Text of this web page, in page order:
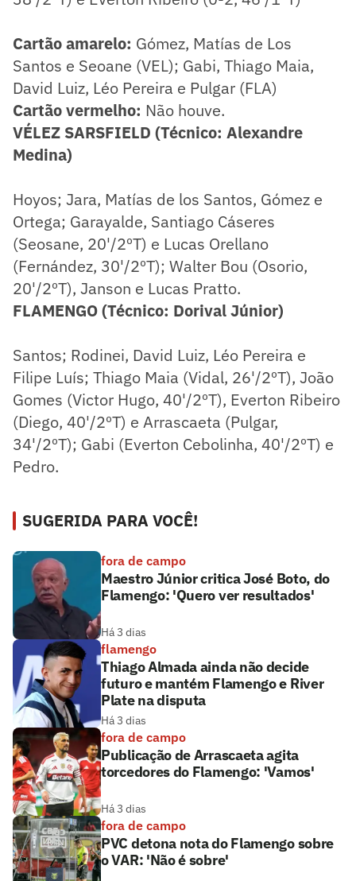
Cartão amarelo: Gómez, Matías de Los
Santos e Seoane (VEL); Gabi, Thiago Maia,
David Luiz, Léo Pereira e Pulgar (FLA)
Cartão vermelho: Não houve.
VÉLEZ SARSFIELD (Técnico: Alexandre
Medina)
Hoyos; Jara, Matías de los Santos, Gómez e
Ortega; Garayalde, Santiago Cáseres
(Seosane, 20'/2ºT) e Lucas Orellano
(Fernández, 30'/2ºT); Walter Bou (Osorio,
20'/2ºT), Janson e Lucas Pratto.
FLAMENGO (Técnico: Dorival Júnior)
Santos; Rodinei, David Luiz, Léo Pereira e
Filipe Luís; Thiago Maia (Vidal, 26'/2ºT), João
Gomes (Victor Hugo, 40'/2ºT), Everton Ribeiro
(Diego, 40'/2ºT) e Arrascaeta (Pulgar,
34'/2ºT); Gabi (Everton Cebolinha, 40'/2ºT) e
Pedro.
SUGERIDA PARA VOCÊ!
fora de campo
Maestro Júnior critica José Boto, do
Flamengo: 'Quero ver resultados'
Há 3 dias
flamengo
Thiago Almada ainda não decide
futuro e mantém Flamengo e River
Plate na disputa
Há 3 dias
fora de campo
Publicação de Arrascaeta agita
torcedores do Flamengo: 'Vamos'
Há 3 dias
fora de campo
PVC detona nota do Flamengo sobre
o VAR: 'Não é sobre'